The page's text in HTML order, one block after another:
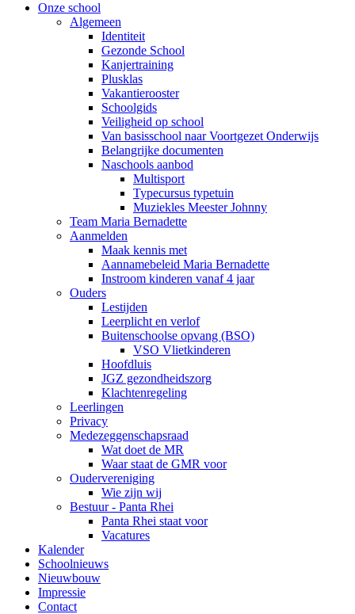
Onze school
Algemeen
Identiteit
Gezonde School
Kanjertraining
Plusklas
Vakantierooster
Schoolgids
Veiligheid op school
Van basisschool naar Voortgezet Onderwijs
Belangrijke documenten
Naschools aanbod
Multisport
Typecursus typetuin
Muziekles Meester Johnny
Team Maria Bernadette
Aanmelden
Maak kennis met
Aannamebeleid Maria Bernadette
Instroom kinderen vanaf 4 jaar
Ouders
Lestijden
Leerplicht en verlof
Buitenschoolse opvang (BSO)
VSO Vlietkinderen
Hoofdluis
JGZ gezondheidszorg
Klachtenregeling
Leerlingen
Privacy
Medezeggenschapsraad
Wat doet de MR
Waar staat de GMR voor
Oudervereniging
Wie zijn wij
Bestuur - Panta Rhei
Panta Rhei staat voor
Vacatures
Kalender
Schoolnieuws
Nieuwbouw
Impressie
Contact